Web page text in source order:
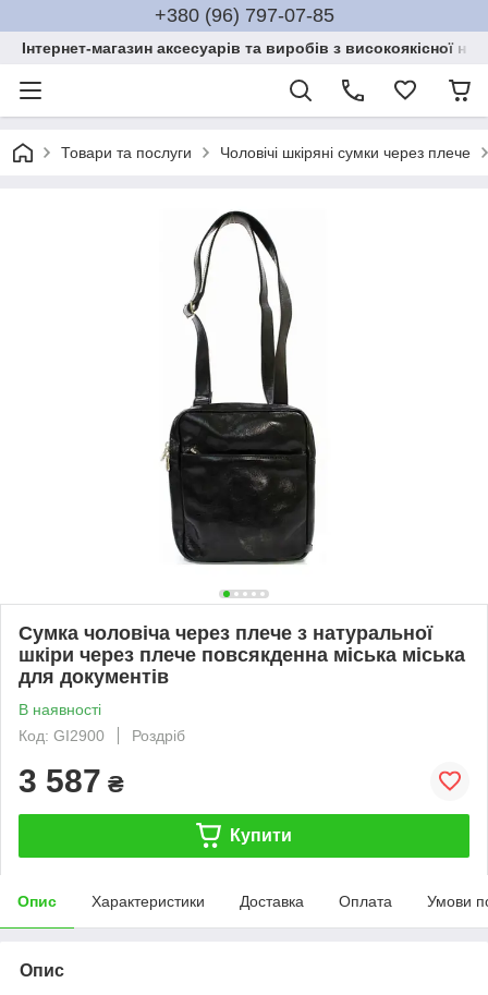
+380 (96) 797-07-85
Інтернет-магазин аксесуарів та виробів з високоякісної
Товари та послуги Чоловічі шкіряні сумки через плече
Сумка чоловіча через плече з натуральної
шкіри через плече повсякденна міська міська
для документів
В наявності
Код: GI2900
Роздріб
3 587 ₴
Купити
Опис Характеристики Доставка Оплата Умови
Опис